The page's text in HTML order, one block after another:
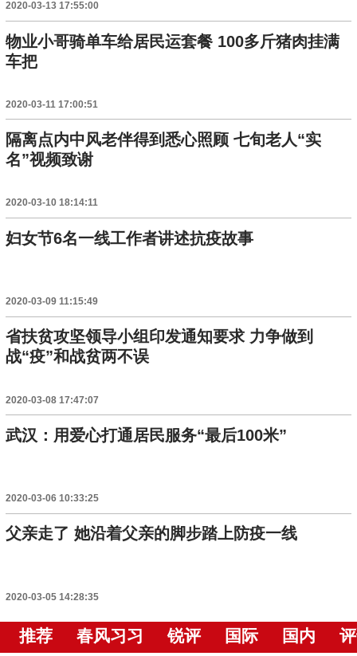
2020-03-13 17:55:00
物业小哥骑单车给居民运套餐 100多斤猪肉挂满
车把
2020-03-11 17:00:51
隔离点内中风老伴得到悉心照顾 七旬老人“实
名”视频致谢
2020-03-10 18:14:11
妇女节6名一线工作者讲述抗疫故事
2020-03-09 11:15:49
省扶贫攻坚领导小组印发通知要求 力争做到
战“疫”和战贫两不误
2020-03-08 17:47:07
武汉：用爱心打通居民服务“最后100米”
2020-03-06 10:33:25
父亲走了 她沿着父亲的脚步踏上防疫一线
2020-03-05 14:28:35
推荐 春风习习 锐评 国际 国内